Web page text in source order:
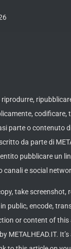
codificare,
parte o contenuto
da parte di
pubblicare un
canali e social
take screenshot,
public, encode,
or content of
METALHEAD.IT.